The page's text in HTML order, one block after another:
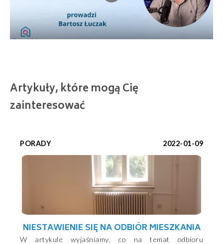
Artykuły, które mogą Cię
zainteresować
PORADY 2022-01-09
NIESTAWIENIE SIĘ NA ODBIÓR MIESZKANIA
W artykule wyjaśniamy, co na temat odbioru